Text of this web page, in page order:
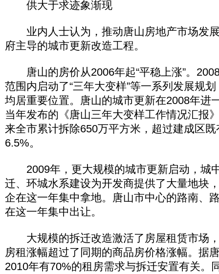
供大于求迹象渐现
业内人士认为，推动唐山房地产市场发
府主导的城市更新改造工程。
唐山的房价从2006年起“平稳上涨”。
范围内启动了“三年大变样”等一系列发展规
均居重要位置。唐山的城市更新在2008年进
当年发布的《唐山三年大变样工作情况汇报
来全市累计拆除650万平方米，超过建成区
6.5%。
2009年，更大规模的城市更新启动，城
迁、环城水系建设为开发商提供了大量地块
企在这一年集中拿地。唐山市中心的路南、
在这一年集中出让。
大规模的拆迁改造激活了房屋租赁市场，
房租涨幅超过了同期的商品房价格涨幅。据
2010年有70%的租房需求与拆迁安置有关。